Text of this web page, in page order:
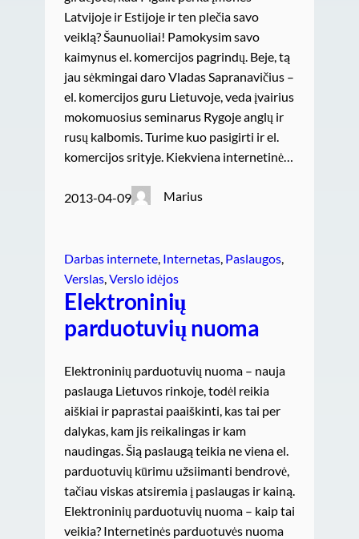
Latvijoje ir Estijoje ir ten plečia savo
veiklą? Šaunuoliai! Pamokysim savo
kaimynus el. komercijos pagrindų. Beje, tą
jau sėkmingai daro Vladas Sapranavičius –
el. komercijos guru Lietuvoje, veda įvairius
mokomuosius seminarus Rygoje anglų ir
rusų kalbomis. Turime kuo pasigirti ir el.
komercijos srityje. Kiekviena internetinė…
2013-04-09 Marius
Darbas internete Internetas Paslaugos
Verslas Verslo idėjos
Elektroninių
parduotuvių nuoma
Elektroninių parduotuvių nuoma – nauja
paslauga Lietuvos rinkoje, todėl reikia
aiškiai ir paprastai paaiškinti, kas tai per
dalykas, kam jis reikalingas ir kam
naudingas. Šią paslaugą teikia ne viena el.
parduotuvių kūrimu užsiimanti bendrovė,
tačiau viskas atsiremia į paslaugas ir kainą.
Elektroninių parduotuvių nuoma – kaip tai
veikia? Internetinės parduotuvės nuoma